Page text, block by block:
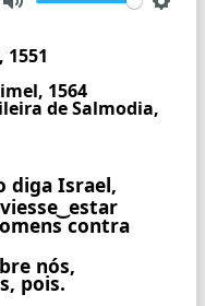
1564
de Salmodia,
diga Israel,
estar
contra
nós,
pois.